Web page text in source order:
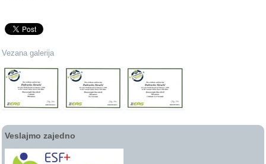
Vezana galerija
Veslajmo zajedno